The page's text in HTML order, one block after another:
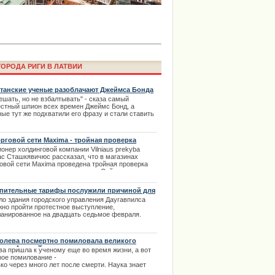
Laima Voice пройдет онлайн в
Вайкуле
Rendezvous Jūrmala будет
РИГИ В ЛАТВИИ
ученые разоблачают Джеймса Бонда
но не взбалтывать" - сказа самый
шпион всех времен Джеймс Бонд, а
тут же подхватили его фразу и стали ставить
сети Maxima - тройная проверка
холдинговой компании Vilniaus prekyba
Сташкявичюс рассказал что в магазинах
сети Maxima проведена тройная проверка
Сейчас
тарифы послужили причиной для
здания городского управления Даугавпилса
пройти протестное выступление,
на двадцать седьмое февраля.
на протесты горожане заявляют о том, что
посмертно помиловала великого
Алана Тьюринга
пришла к ученому еще во время жизни, а вот
помилование -
через много лет после смерти. Наука знает